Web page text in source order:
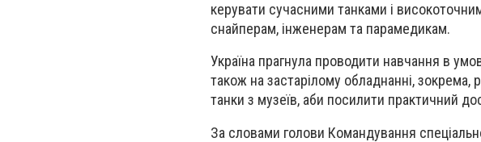
керувати сучасними танками і
снайперам, інженерам та парамедикам.
Україна прагнула проводити навчання в
також на застарілому обладнанні, зокрема,
танки з музеїв, аби посилити практичний
За словами голови Командування